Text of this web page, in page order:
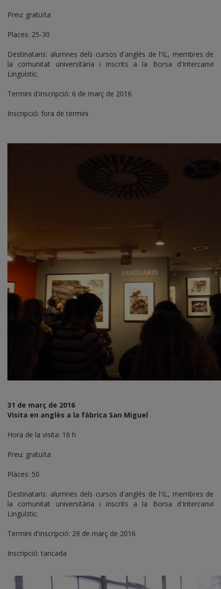
Preu: gratuïta
Places: 25-30
Destinataris: alumnes dels cursos d'anglès de l'IL, membres de
la comunitat universitària i inscrits a la Borsa d'Intercanvi
Lingüístic.
Termini d'inscripció: 6 de març de 2016
Inscripció: fora de termini
31 de març de 2016
Visita en anglès a la fàbrica San Miguel
Hora de la visita: 16 h
Preu: gratuïta
Places: 50
Destinataris: alumnes dels cursos d'anglès de l'IL, membres de
la comunitat universitària i inscrits a la Borsa d'Intercanvi
Lingüístic.
Termini d'inscripció: 29 de març de 2016
Inscripció: tancada